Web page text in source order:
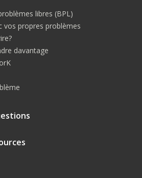
libres (BPL)
vos propres problèmes
davantage